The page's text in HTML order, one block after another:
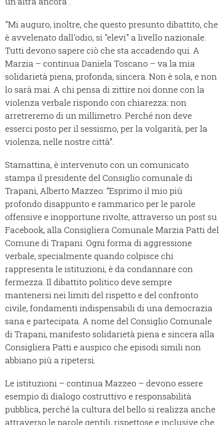
"Mi auguro, inoltre, che questo presunto dibattito, che
è avvelenato dall'odio, si "elevi" a livello nazionale.
Tutti devono sapere ciò che sta accadendo qui. A
Marzia – continua Daniela Toscano – va la mia
solidarietà piena, profonda, sincera. Non è sola, e non
lo sarà mai. A chi pensa di zittire noi donne con la
violenza verbale rispondo con chiarezza: non
arretreremo di un millimetro. Perché non deve
esserci posto per il sessismo, per la volgarità, per la
violenza, nelle nostre città”.
Stamattina, è intervenuto con un comunicato
stampa il presidente del Consiglio comunale di
Trapani, Alberto Mazzeo: “Esprimo il mio più
profondo disappunto e rammarico per le parole
offensive e inopportune rivolte, attraverso un post su
Facebook, alla Consigliera Comunale Marzia Patti del
Comune di Trapani. Ogni forma di aggressione
verbale, specialmente quando colpisce chi
rappresenta le istituzioni, è da condannare con
fermezza. Il dibattito politico deve sempre
mantenersi nei limiti del rispetto e del confronto
civile, fondamenti indispensabili di una democrazia
sana e partecipata. A nome del Consiglio Comunale
di Trapani, manifesto solidarietà piena e sincera alla
Consigliera Patti e auspico che episodi simili non
abbiano più a ripetersi.
Le istituzioni – continua Mazzeo – devono essere
esempio di dialogo costruttivo e responsabilità
pubblica, perché la cultura del bello si realizza anche
attraverso le parole gentili, rispettose e inclusive che